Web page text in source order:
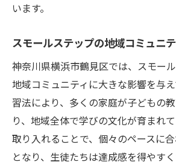
います。
スモールステップの地域コミュニ
神奈川県横浜市鶴見区では、スモー
地域コミュニティに大きな影響を与
習法により、多くの家庭が子どもの
り、地域全体で学びの文化が育まれ
取り入れることで、個々のペースに
となり、生徒たちは達成感を得やす